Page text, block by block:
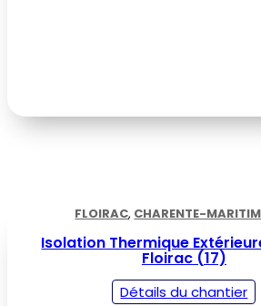
FLOIRAC, CHARENTE-
Isolation Thermique
Floirac (17)
Détails du chantier